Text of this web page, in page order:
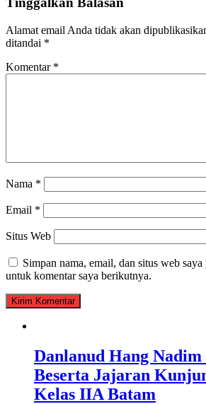
Alamat email Anda tidak akan
ditandai *
Komentar *
Nama *
Email *
Situs Web
Simpan nama, email, dan situs web
untuk komentar saya berikutnya.
Danlanud Hang Nadim
Beserta Jajaran
Kelas IIA Batam